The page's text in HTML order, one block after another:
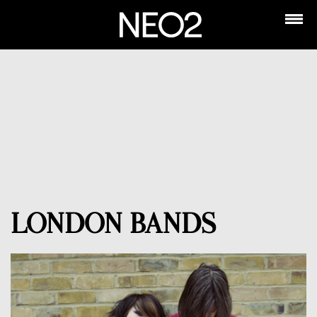
LONDON BANDS